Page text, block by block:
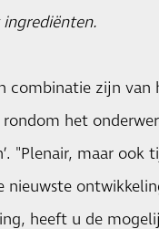
combinatie zijn
het
"Plenair, maar ook
nieuwste
heeft u de